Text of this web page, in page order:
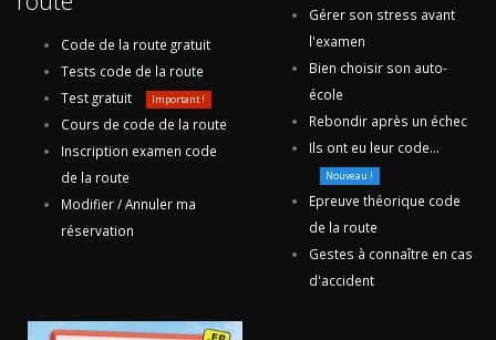
Code de la route gratuit
Tests code de la route
Test gratuit
Important !
Cours de code de la route
Inscription examen code
de la route
Modifier / Annuler ma
réservation
Gérer son stress avant
l'examen
Bien choisir son auto-
école
Rebondir après un échec
Ils ont eu leur code...
Nouveau !
Epreuve théorique code
de la route
Gestes à connaître en cas
d'accident